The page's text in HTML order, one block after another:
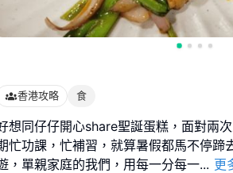
香港攻略 食
想同仔仔開心share聖誕蛋糕，面對兩
忙功課，忙補習，就算暑假都馬不停蹄
，單親家庭的我們，用每一分每一... 更